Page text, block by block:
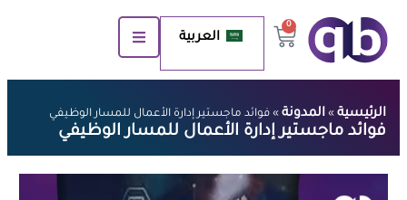
0
العربية
الرئيسية » المدونة » فوائد ماجستير إدارة الأعمال للمسار الوظيفي
فوائد ماجستير إدارة الأعمال للمسار الوظيفي